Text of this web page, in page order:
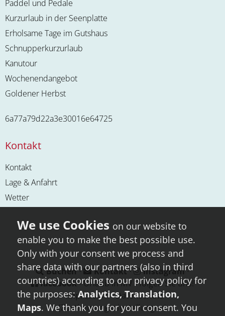
Paddel und Pedale
Kurzurlaub in der Seenplatte
Erholsame Tage im Gutshaus
Schnupperkurzurlaub
Kanutour
Wochenendangebot
Goldener Herbst
6a77a79d22a3e30016e64725
Kontakt
Kontakt
Lage & Anfahrt
Wetter
Buchen ⋅ Kontakt⋅ instagram ⋅
facebook- Urlaub in MV - folgen Sie uns!
⋅ Impressum⋅Datenschutz
(Zustimmungseinstellungen)
on our website to
enable you to make the best possible use.
Only with your consent we process and
share data with our partners (also in third
countries) according to our privacy policy for
the purposes: Analytics, Translation,
Maps. We thank you for your consent. You